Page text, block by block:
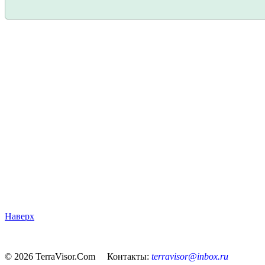
Наверх
© 2026 TerraVisor.Com Контакты: terravisor@inbox.ru